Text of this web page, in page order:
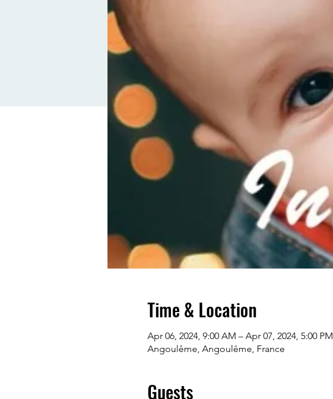
Time & Location
Apr 06, 2024, 9:00 AM – Apr 07, 2024, 5:00 PM
Angoulême, Angoulême, France
Guests